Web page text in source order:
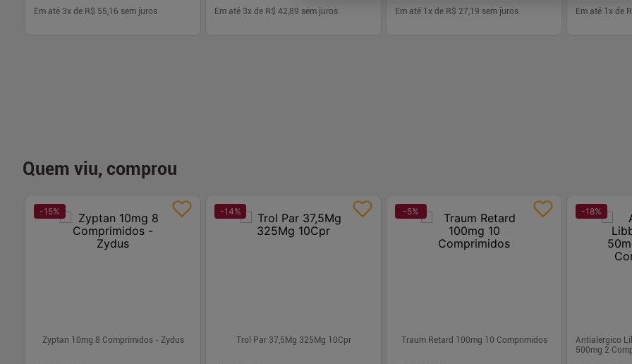
Em até 3x de R$ 55,16 sem juros Em até 3x de R$ 42,89 sem juros Em até 1 x de R$ 27,19 sem juros Em até 1 x de
Quem viu, comprou
-15%
Zyptan 10mg 8 Comprimidos - Zydus
-14%
Trol Par 37,5Mg 325Mg 10Cpr
-5%
Traum Retard 100mg 10 Comprimidos
-18%
Antialergico
500mg 2